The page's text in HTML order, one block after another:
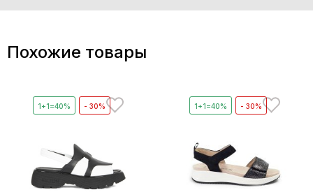
Похожие товары
1+1=40% - 30% 1+1=40% - 30%